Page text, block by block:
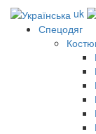
uk
Спецодяг